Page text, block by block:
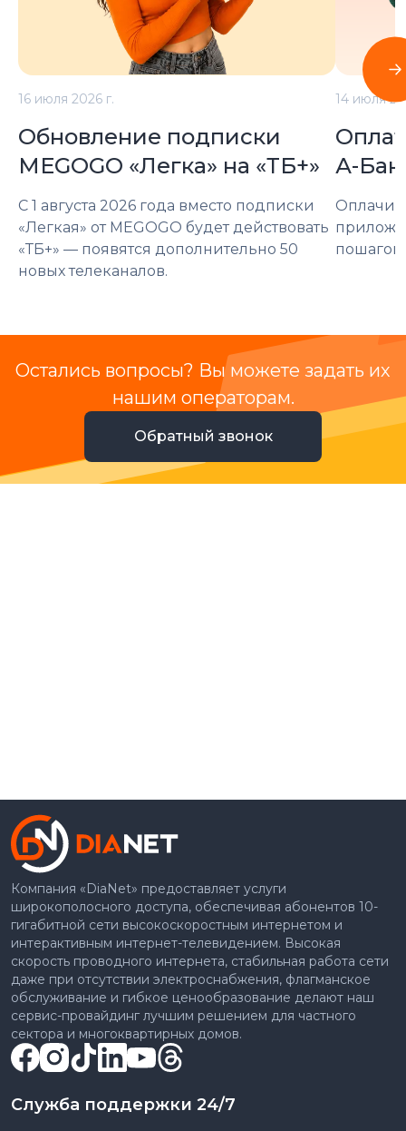
16 июля 2026 г.
Обновление подписки
MEGOGO «Легка» на «ТБ+»
С 1 августа 2026 года вместо подписки
«Легкая» от MEGOGO будет действовать
«ТБ+» — появятся дополнительно 50
новых телеканалов.
14 июля
А-
Остались вопросы? Вы можете задать их
нашим операторам.
Обратный звонок
Компания «DiaNet» предоставляет услуги
широкополосного доступа, обеспечивая абонентов 10-
гигабитной сети высокоскоростным интернетом и
интерактивным интернет-телевидением. Высокая
скорость проводного интернета, стабильная работа сети
даже при отсутствии электроснабжения, флагманское
обслуживание и гибкое ценообразование делают наш
сервис-провайдинг лучшим решением для частного
сектора и многоквартирных домов.
Служба поддержки 24/7